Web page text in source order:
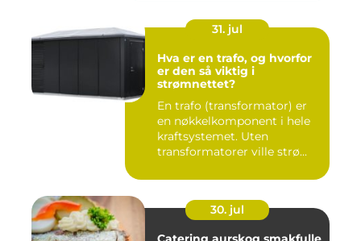
31. jul
Hva er en trafo, og hvorfor
er den så viktig i
strømnettet?
En trafo (transformator) er
en nøkkelkomponent i hele
kraftsystemet. Uten
transformatorer ville strø...
30. jul